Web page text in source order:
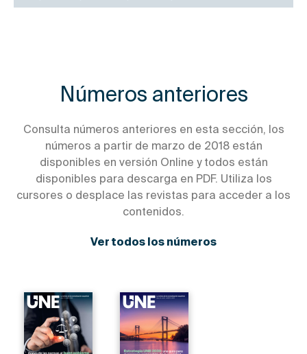
Números anteriores
Consulta números anteriores en esta sección, los
números a partir de marzo de 2018 están
disponibles en versión Online y todos están
disponibles para descarga en PDF. Utiliza los
cursores o desplace las revistas para acceder a los
contenidos.
Ver todos los números